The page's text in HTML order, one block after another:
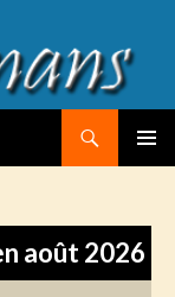
août 2026